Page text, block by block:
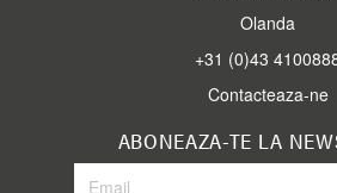
Olanda
+31 (0)43
Contacteaza-ne
ABONEAZA-TE LA